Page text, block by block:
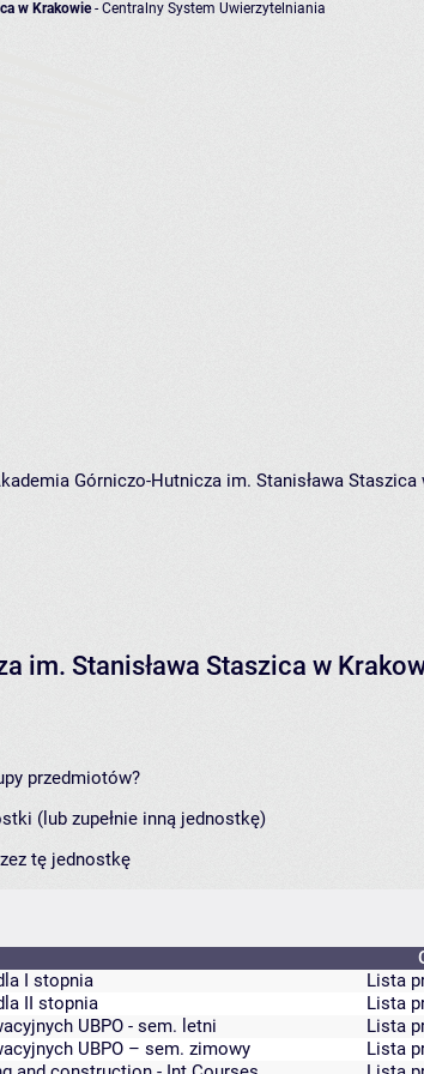
w Krakowie- Centralny System Uwierzytelniania
Górniczo-Hutnicza im. Stanisława Staszica
im. Stanisława Staszica w
przedmiotów?
(lub zupełnie inną jednostkę)
tę jednostkę
I stopnia
Lista
II stopnia
Lista
UBPO - sem. letni
Lista
UBPO – sem. zimowy
Lista